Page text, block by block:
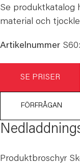
Se produktkatalog
material och
Artikelnummer
SE PRISER
FÖRFRÅGAN
Produktbroschyr